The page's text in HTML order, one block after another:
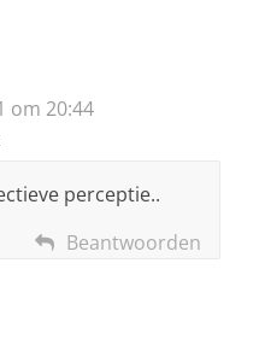
om 20:44
perceptie..
Beantwoorden